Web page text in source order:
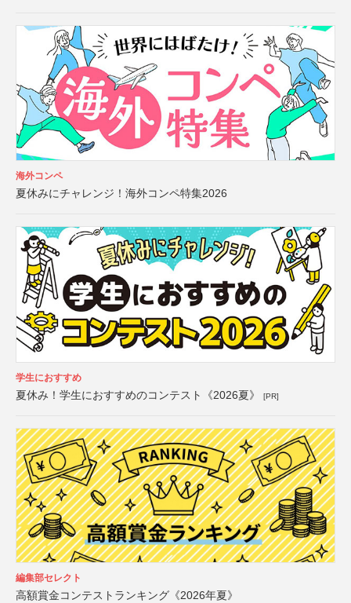
海外コンペ
夏休みにチャレンジ！海外コンペ特集2026
学生におすすめ
夏休み！学生におすすめのコンテスト《2026夏》 [PR]
編集部セレクト
高額賞金コンテストランキング《2026年夏》